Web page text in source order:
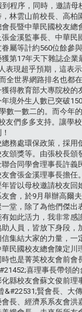
程序，同時，邀請
林雲山前校長、高
長暨中華民國校友
金溪監事長、中華
屬等計約560位餘參
第17年天下雜誌企
表現超乎預期，這表
全世界網路排名也都
得教育部大專院校
境外生人數已突破
數一數二的。而今年
友們多多支持。讓學
務處環保政策，採
頒獎等。由張校長
合同學會理事長許
會張金溪理事長擔任。
皆以母校邀請校友
會，於9月舉辦高爾
堂，除了為他們傑
如此活力，我非常
人員，皆放下身段
集結大家的力量，
民國校友總會陳定
也是菁英校友會前
喜理事長帶領
縣校友會蘇文俊前
&#22531;賢會長、大
長、經濟系系友會